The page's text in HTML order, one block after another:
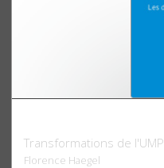
Transformations de l'UMP
Florence Haegel